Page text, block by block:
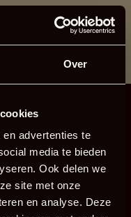
Over
advertenties te
media te bieden
Ook delen we
site met onze
en analyse. Deze
can call us at +31